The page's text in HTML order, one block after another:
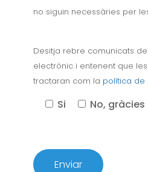
no siguin necessàries per
Desitja rebre comunicats
electrònic i entenent que
tractaran com la política de
Si No, gràcies